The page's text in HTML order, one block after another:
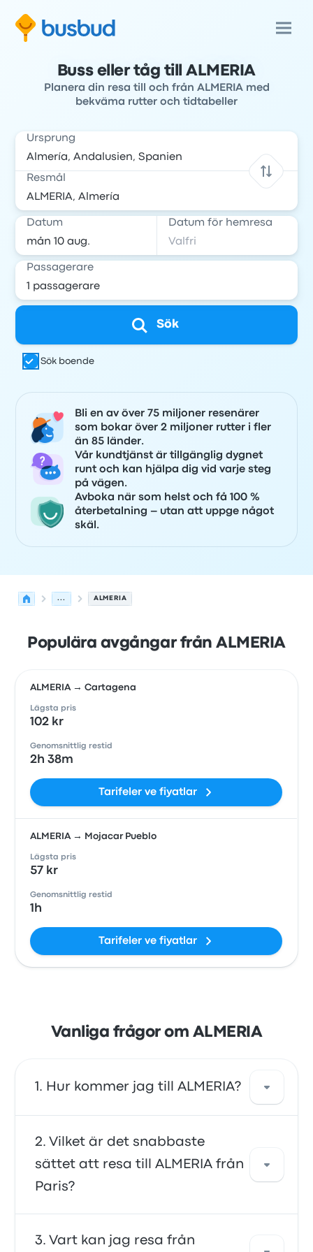
Buss eller tåg till ALMERIA
Planera din resa till och från ALMERIA med
bekväma rutter och tidtabeller
Ursprung
Resmål
Datum Datum för hemresa
Passagerare
Sök
Sök boende
Bli en av över 75 miljoner resenärer
som bokar över 2 miljoner rutter i fler
än 85 länder.
Vår kundtjänst är tillgänglig dygnet
runt och kan hjälpa dig vid varje steg
på vägen.
Avboka när som helst och få 100 %
återbetalning – utan att uppge något
skäl.
... ALMERIA
Populära avgångar från ALMERIA
ALMERIA → Cartagena
Lägsta pris
102 kr
Genomsnittlig restid
2h 38m
Tarifeler ve fiyatlar
ALMERIA → Mojacar Pueblo
Lägsta pris
57 kr
Genomsnittlig restid
1h
Tarifeler ve fiyatlar
Vanliga frågor om ALMERIA
Hur kommer jag till ALMERIA?
Du kan ta buss eller tåg, som tar dig ända
fram till ditt resmål. Alternativt kan du ta en
Vilket är det snabbaste
sättet att resa till ALMERIA från
Paris?
Det snabbaste sättet att resa till och från
Vart kan jag resa från